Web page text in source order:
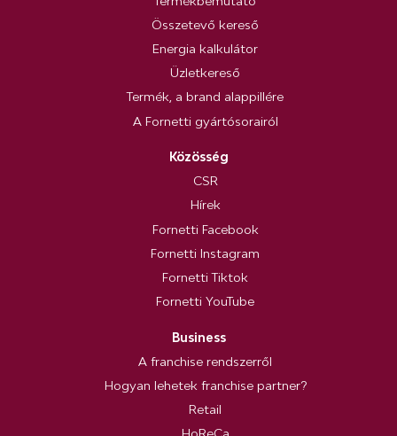
Összetevő kereső
Energia kalkulátor
Üzletkereső
Termék, a brand alappillére
A Fornetti gyártósorairól
Közösség
CSR
Hírek
Fornetti Facebook
Fornetti Instagram
Fornetti Tiktok
Fornetti YouTube
Business
A franchise rendszerről
Hogyan lehetek franchise partner?
Retail